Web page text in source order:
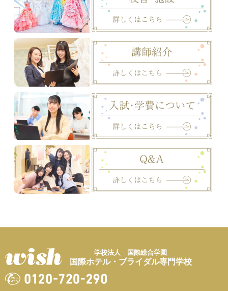
学校法人 国際総合学園
国際ホテル・ブライダル専門学校